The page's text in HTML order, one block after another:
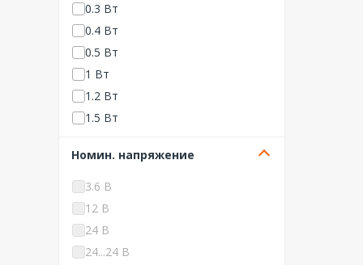
АСТЗ (Ардатовский светоте
хнический завод)
Бастион
Белый свет
Новый свет (NLCO)
Протон
Электростандарт
0.3 Вт
0.4 Вт
0.5 Вт
1 Вт
1.2 Вт
1.5 Вт
2 Вт
2.4 Вт
3 Вт
3.2 Вт
3.5 Вт
Номин. напряжение
3.6 В
12 В
24 В
24...24 В